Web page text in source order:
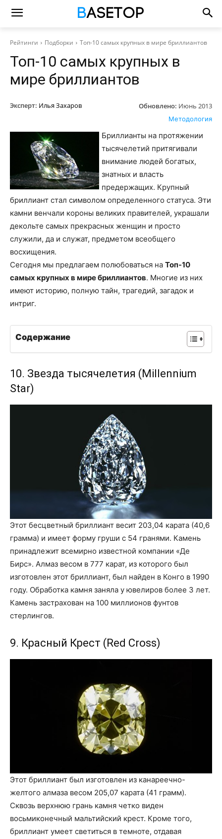
Рейтинги Подборки Топ-10 самых крупных в мире бриллиантов
Топ-10 самых крупных в
мире бриллиантов
Эксперт: Илья Захаров Обновлено: Июнь 2013
Методология
Бриллианты на протяжении
тысячелетий притягивали
внимание людей богатых,
знатных и власть
предержащих. Крупный
бриллиант стал символом определенного статуса. Эти
камни венчали короны великих правителей, украшали
декольте самых прекрасных женщин и просто
служили, да и служат, предметом всеобщего
восхищения.
Сегодня мы предлагаем полюбоваться на Топ-10
самых крупных в мире бриллиантов. Многие из них
имеют историю, полную тайн, трагедий, загадок и
интриг.
Содержание
10. Звезда тысячелетия (Millennium
Star)
Этот бесцветный бриллиант весит 203,04 карата (40,6
грамма) и имеет форму груши с 54 гранями. Камень
принадлежит всемирно известной компании «Де
Бирс». Алмаз весом в 777 карат, из которого был
изготовлен этот бриллиант, был найден в Конго в 1990
году. Обработка камня заняла у ювелиров более 3 лет.
Камень застрахован на 100 миллионов фунтов
стерлингов.
9. Красный Крест (Red Cross)
Этот бриллиант был изготовлен из канареечно-
желтого алмаза весом 205,07 карата (41 грамм).
Сквозь верхнюю грань камня четко виден
восьмиконечный мальтийский крест. Кроме того,
бриллиант умеет светиться в темноте, отдавая